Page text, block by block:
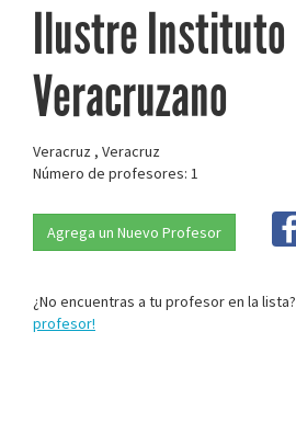
Ilustre Instituto
Veracruzano
Veracruz , Veracruz
Número de profesores: 1
Agrega un Nuevo Profesor
¿No encuentras a tu profesor en la lista?
profesor!